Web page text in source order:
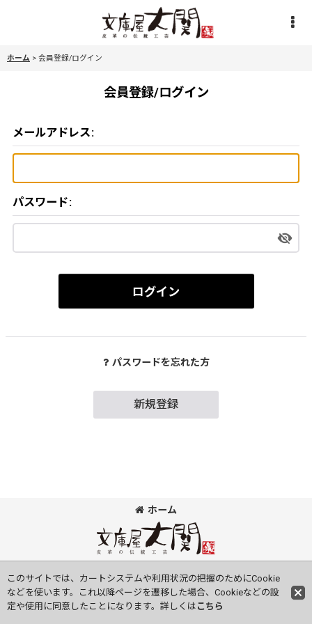
ホーム > 会員登録/ログイン
会員登録/ログイン
メールアドレス:
パスワード:
ログイン
パスワードを忘れた方
新規登録
ホーム
このサイトでは、カートシステムや利用状況の把握のためにCookie
などを使います。これ以降ページを遷移した場合、Cookieなどの設
定や使用に同意したことになります。詳しくは こちら